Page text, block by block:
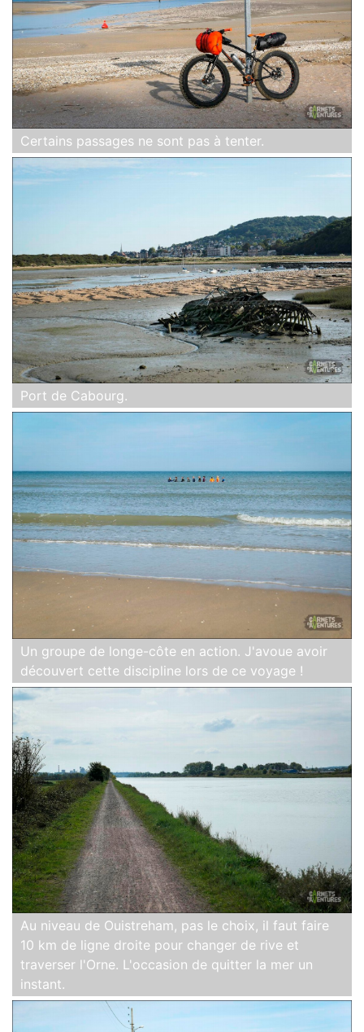
Certains passages ne sont pas à tenter.
Port de Cabourg.
Un groupe de longe-côte en action. J'avoue avoir
découvert cette discipline lors de ce voyage !
Au niveau de Ouistreham, pas le choix, il faut faire
10 km de ligne droite pour changer de rive et
traverser l'Orne. L'occasion de quitter la mer un
instant.